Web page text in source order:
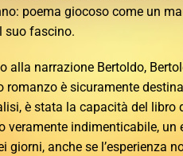
poema giocoso come un
suo fascino.
alla narrazione Bertoldo,
romanzo è sicuramente
è stata la capacità del libro
veramente indimenticabile, un
giorni, anche se l’esperienza